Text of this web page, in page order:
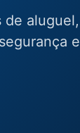
de aluguel,
e